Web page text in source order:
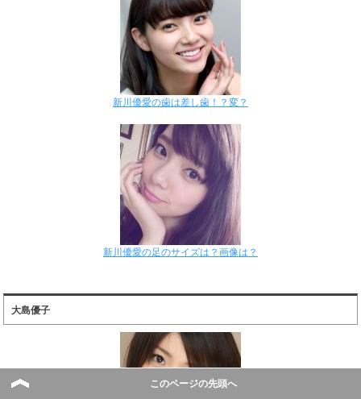
新川優愛の歯は差し歯！？変？
新川優愛の足のサイズは？画像は？
大島優子
このページの先頭へ